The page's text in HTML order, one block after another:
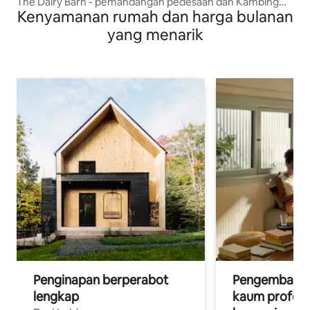
Pygmy
Kenyamanan rumah dan harga bulanan
yang menarik
Penginapan berperabot
lengkap
Pengembara
kaum